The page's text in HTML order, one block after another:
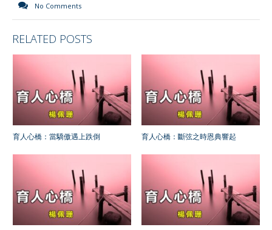
No Comments
RELATED POSTS
育人心橋：當驕傲遇上跌倒 育人心橋：斷弦之時恩典響起